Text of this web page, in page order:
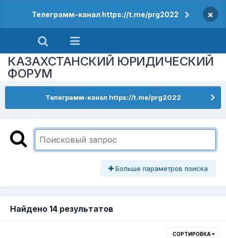
Телеграмм-канал https://t.me/prg2022 ×
КАЗАХСТАНСКИЙ ЮРИДИЧЕСКИЙ
ФОРУМ
Телеграмм-канал https://t.me/prg2022
Больше параметров поиска
Найдено 14 результатов
СОРТИРОВКА